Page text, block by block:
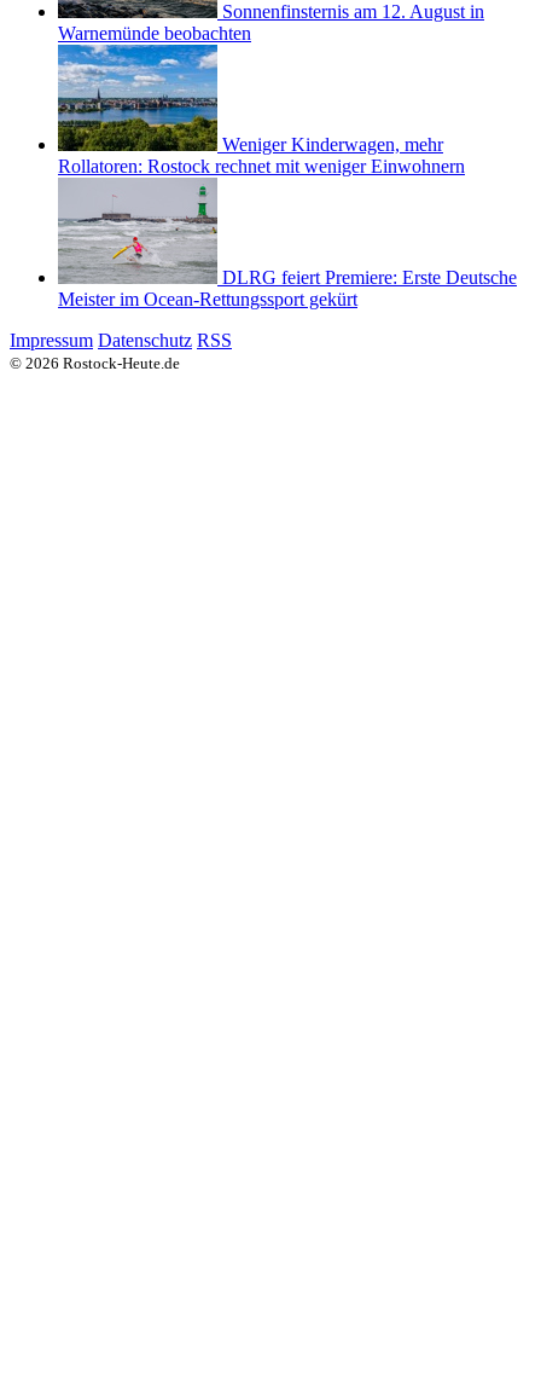
Sonnenfinsternis am 12. August in
Warnemünde beobachten
Weniger Kinderwagen, mehr
Rollatoren: Rostock rechnet mit weniger Einwohnern
DLRG feiert Premiere: Erste Deutsche
Meister im Ocean-Rettungssport gekürt
Impressum Datenschutz RSS
© 2026 Rostock-Heute.de